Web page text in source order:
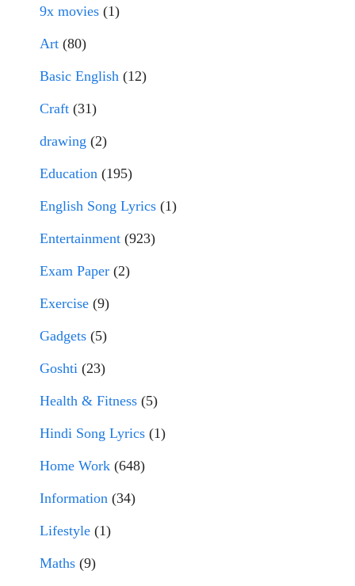
9x movies (1)
Art (80)
Basic English (12)
Craft (31)
drawing (2)
Education (195)
English Song Lyrics (1)
Entertainment (923)
Exam Paper (2)
Exercise (9)
Gadgets (5)
Goshti (23)
Health & Fitness (5)
Hindi Song Lyrics (1)
Home Work (648)
Information (34)
Lifestyle (1)
Maths (9)